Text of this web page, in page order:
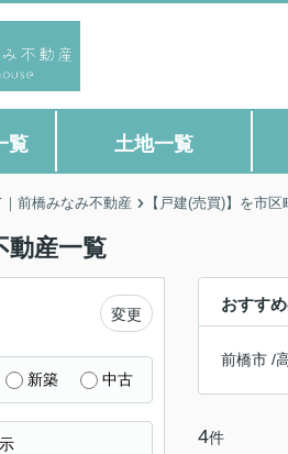
覧 土地一覧
前橋みなみ不動産 【戸建(売買)】を市
動産一覧
おすす
前橋市 /
4件
変更
新築 中古